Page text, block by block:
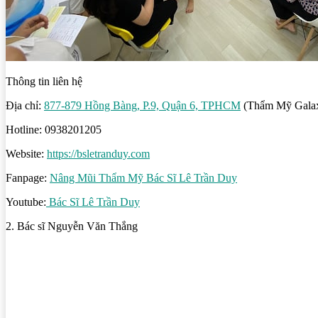
Thông tin liên hệ
Địa chỉ: 877-879 Hồng Bàng, P.9, Quận 6, TPHCM (Thẩm Mỹ
Hotline: 0938201205
Website: https://bsletranduy.com
Fanpage: Nâng Mũi Thẩm Mỹ Bác Sĩ Lê Trần Duy
Youtube: Bác Sĩ Lê Trần Duy
2. Bác sĩ Nguyễn Văn Thắng